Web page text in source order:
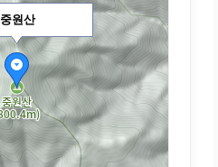
중원산